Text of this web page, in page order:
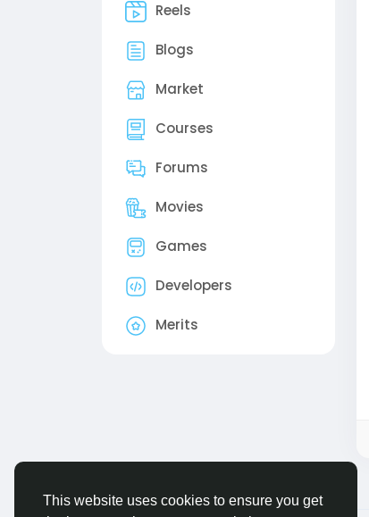
This website uses cookies to ensure you get
Reels
Blogs
Market
Courses
Forums
Movies
Games
Developers
Merits